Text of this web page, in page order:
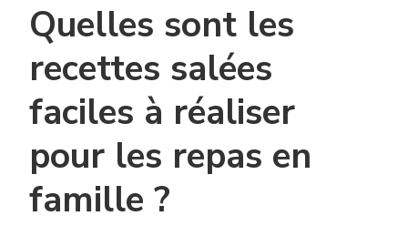
Quelles sont les
recettes salées
faciles à réaliser
pour les repas en
famille ?